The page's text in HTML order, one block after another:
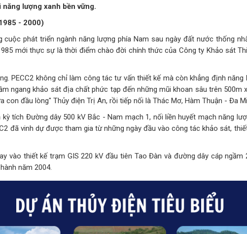
lượng xanh bền vững.
- 2000)
cuộc phát triển ngành năng lượng phía Nam sau ngày đất nước thống
mới thực sự là thời điểm chào đời chính thức của Công ty Khảo sát
PECC2 không chỉ làm công tác tư vấn thiết kế mà còn khẳng định
ngang khảo sát địa chất phức tạp đến những mũi khoan sâu trên 500m
con đầu lòng" Thủy điện Trị An, rồi tiếp nối là Thác Mơ, Hàm Thuận - Đa
tích Đường dây 500 kV Bắc - Nam mạch 1, nối liền huyết mạch năng
đã vinh dự được tham gia từ những ngày đầu vào công tác khảo sát,
vào thiết kế trạm GIS 220 kV đầu tiên Tao Đàn và đường dây cáp
năm 2004.